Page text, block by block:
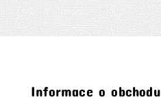
Informace o obchodu